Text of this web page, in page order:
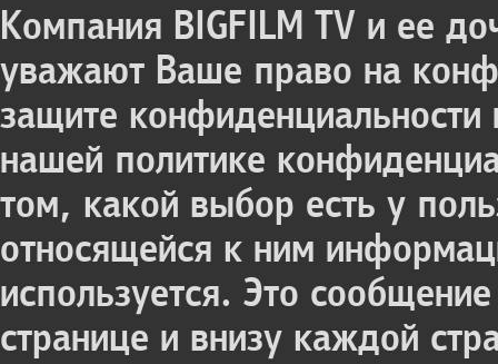
Компания BIGFILM TV и ее
уважают Ваше право на
защите
нашей политике
том, какой выбор есть у
относящейся к ним
используется. Это
странице и внизу каждой